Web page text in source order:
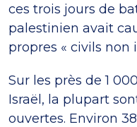
ces trois jours de
palestinien avait
propres « civils non
Sur les près de 1
Israël, la plupart
ouvertes. Environ